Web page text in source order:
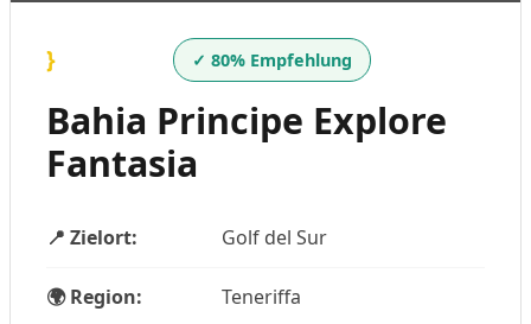
} ✓ 80% Empfehlung
Bahia Principe Explore
Fantasia
📍 Zielort: Golf del Sur
🌍 Region: Teneriffa